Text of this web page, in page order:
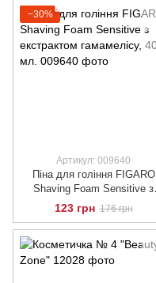
−30%
Артикул: 009640
Піна для гоління FIGARO
Shaving Foam Sensitive з
екстрактом гамамелісу, 400
123 грн 176 грн